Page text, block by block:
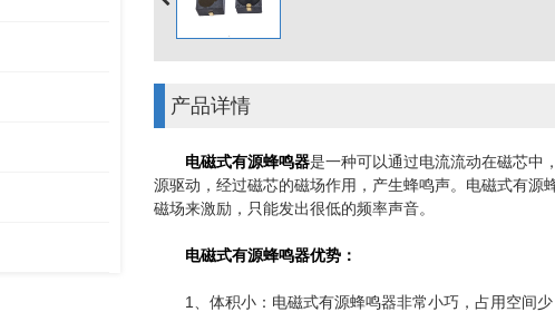
产品详情
电磁式有源蜂鸣器是一种可以通过电流流动在磁芯中
源驱动，经过磁芯的磁场作用，产生蜂鸣声。电磁式有
磁场来激励，只能发出很低的频率声音。
电磁式有源蜂鸣器优势：
1、体积小：电磁式有源蜂鸣器非常小巧，占用空间少